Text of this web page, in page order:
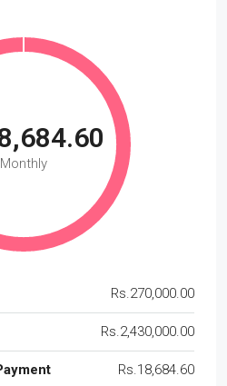
Monthly
Rs.270,000.00
Rs.2,430,000.00
Rs.18,684.60